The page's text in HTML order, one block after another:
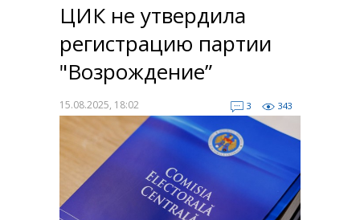
ЦИК не утвердила
регистрацию партии
"Возрождение”
15.08.2025, 18:02 3 343